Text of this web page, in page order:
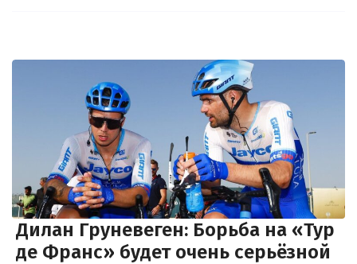
Дилан Груневеген: Борьба на «Тур
де Франс» будет очень серьёзной